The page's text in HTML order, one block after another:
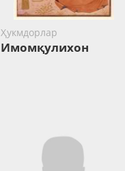
Ҳукмдорлар
Имомқулихон